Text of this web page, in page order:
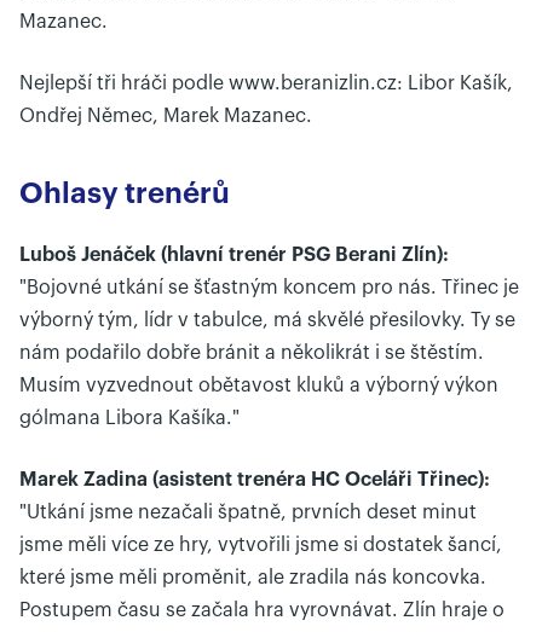
Mazanec.
Nejlepší tři hráči podle www.beranizlin.cz: Libor Kašík,
Ondřej Němec, Marek Mazanec.
Ohlasy trenérů
Luboš Jenáček (hlavní trenér PSG Berani Zlín):
"Bojovné utkání se šťastným koncem pro nás. Třinec je
výborný tým, lídr v tabulce, má skvělé přesilovky. Ty se
nám podařilo dobře bránit a několikrát i se štěstím.
Musím vyzvednout obětavost kluků a výborný výkon
gólmana Libora Kašíka."
Marek Zadina (asistent trenéra HC Oceláři Třinec):
"Utkání jsme nezačali špatně, prvních deset minut
jsme měli více ze hry, vytvořili jsme si dostatek šancí,
které jsme měli proměnit, ale zradila nás koncovka.
Postupem času se začala hra vyrovnávat. Zlín hraje o